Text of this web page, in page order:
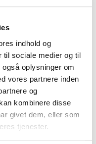
indhold og
til sociale medier og til
oplysninger om
vores partnere inden
og
kombinere disse
givet dem, eller som
tjenester.
vi dette i vores brede
kvalitet. Designet er lavet,
mange år. Med moderne
for alle.
ønsker du et specifikt sæt
ikke i en lavere model til
til at skrive til os. De
størrelse du ønsker.